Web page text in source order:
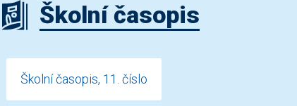
Školní časopis
Školní časopis, 11. číslo